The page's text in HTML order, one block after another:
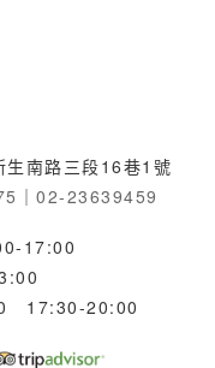
南路三段16巷1號
｜ 02-23639459
17:00
17:30-20:00